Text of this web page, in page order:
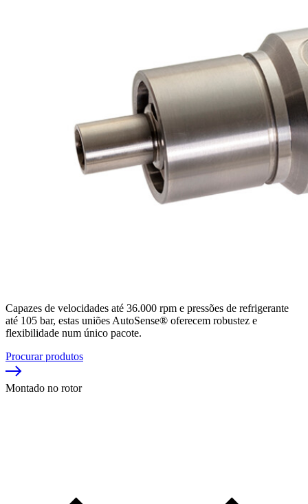
Capazes de velocidades até 36.000 rpm e pressões de refrigerante
até 105 bar, estas uniões AutoSense® oferecem robustez e
flexibilidade num único pacote.
Procurar produtos
Montado no rotor